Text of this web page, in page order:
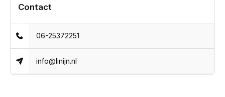
Contact
06-25372251
info@linijn.nl